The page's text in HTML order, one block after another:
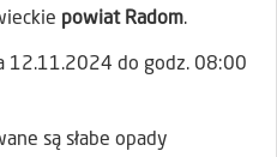
powiat Radom.
12.11.2024 do godz. 08:00
są słabe opady